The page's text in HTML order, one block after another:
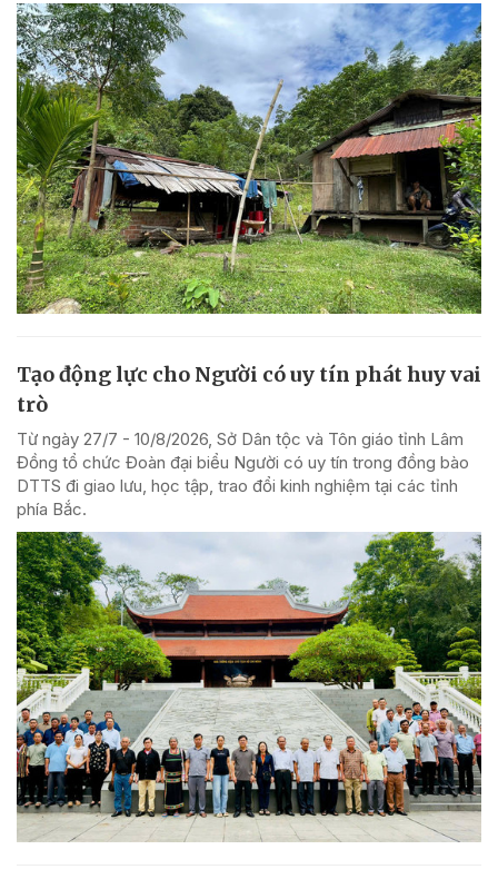
Tạo động lực cho Người có uy tín phát huy vai
trò
Từ ngày 27/7 - 10/8/2026, Sở Dân tộc và Tôn giáo tỉnh Lâm
Đồng tổ chức Đoàn đại biểu Người có uy tín trong đồng bào
DTTS đi giao lưu, học tập, trao đổi kinh nghiệm tại các tỉnh
phía Bắc.